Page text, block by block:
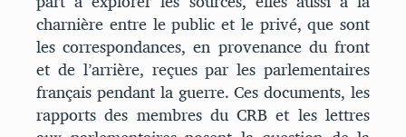
charnière entre le public et le privé, que sont
les correspondances, en provenance du front
et de l’arrière, reçues par les parlementaires
français pendant la guerre. Ces documents, les
rapports des membres du CRB et les lettres